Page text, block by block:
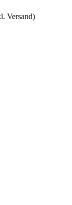
Versand)